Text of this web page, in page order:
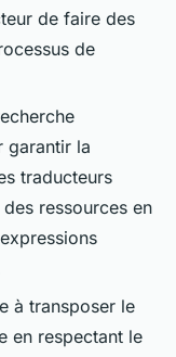
de faire des
de
garantir la
traducteurs
ressources en
à transposer le
en respectant le